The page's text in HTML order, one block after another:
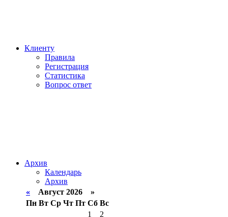
Клиенту
Правила
Регистрация
Статистика
Вопрос ответ
Архив
Календарь
Архив
« Август 2026 »
Пн Вт Ср Чт Пт Сб Вс
1
2